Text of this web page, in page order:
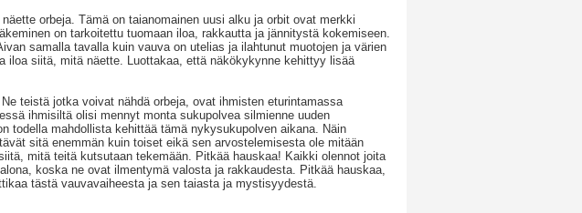
orbeja. Tämä on taianomainen uusi alku ja orbit ovat merkki
on tarkoitettu tuomaan iloa, rakkautta ja jännitystä kokemiseen.
samalla tavalla kuin vauva on utelias ja ilahtunut muotojen ja värien
iloa siitä, mitä näette. Luottakaa, että näkökykynne kehittyy lisää
teistä jotka voivat nähdä orbeja, ovat ihmisten eturintamassa
ihmisiltä olisi mennyt monta sukupolvea silmienne uuden
todella mahdollista kehittää tämä nykysukupolven aikana. Näin
sitä enemmän kuin toiset eikä sen arvostelemisesta ole mitään
mitä teitä kutsutaan tekemään. Pitkää hauskaa! Kaikki olennot joita
koska ne ovat ilmentymä valosta ja rakkaudesta. Pitkää hauskaa,
tästä vauvavaiheesta ja sen taiasta ja mystisyydestä.